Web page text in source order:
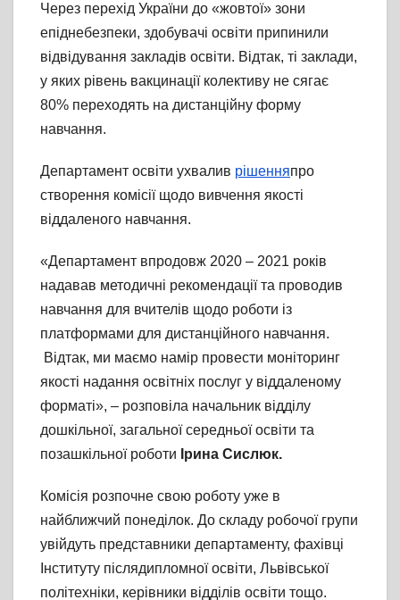
Через перехід України до «жовтої» зони
епіднебезпеки, здобувачі освіти припинили
відвідування закладів освіти. Відтак, ті заклади,
у яких рівень вакцинації колективу не сягає
80% переходять на дистанційну форму
навчання.
Департамент освіти ухвалив рішенняпро
створення комісії щодо вивчення якості
віддаленого навчання.
«Департамент впродовж 2020 – 2021 років
надавав методичні рекомендації та проводив
навчання для вчителів щодо роботи із
платформами для дистанційного навчання.
Відтак, ми маємо намір провести моніторинг
якості надання освітніх послуг у віддаленому
форматі», – розповіла начальник відділу
дошкільної, загальної середньої освіти та
позашкільної роботи Ірина Сислюк.
Комісія розпочне свою роботу уже в
найближчий понеділок. До складу робочої групи
увійдуть представники департаменту, фахівці
Інституту післядипломної освіти, Львівської
політехніки, керівники відділів освіти тощо.